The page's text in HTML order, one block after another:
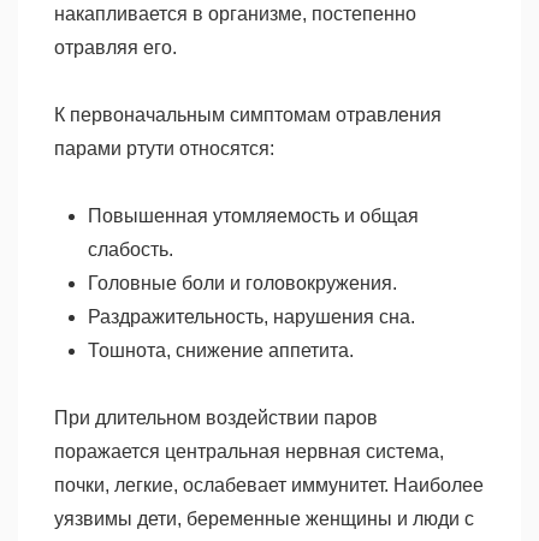
накапливается в организме, постепенно
отравляя его.
К первоначальным симптомам отравления
парами ртути относятся:
Повышенная утомляемость и общая
слабость.
Головные боли и головокружения.
Раздражительность, нарушения сна.
Тошнота, снижение аппетита.
При длительном воздействии паров
поражается центральная нервная система,
почки, легкие, ослабевает иммунитет. Наиболее
уязвимы дети, беременные женщины и люди с